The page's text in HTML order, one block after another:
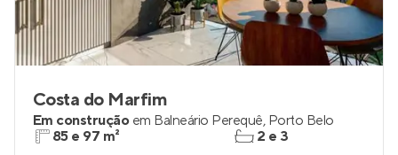
Costa do Marfim
Em construção em Balneário Perequê, Porto Belo
85 e 97 m²
2 e 3